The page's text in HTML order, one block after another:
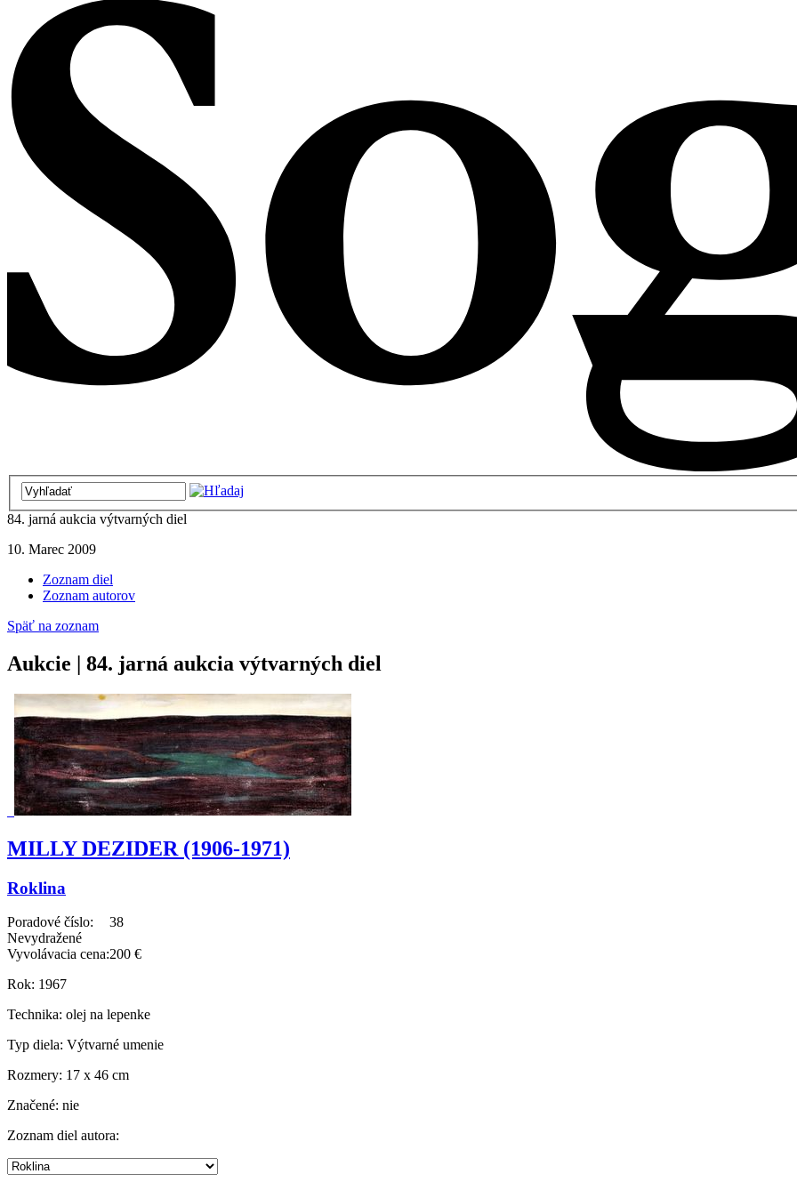
84. jarná aukcia výtvarných diel
10. Marec 2009
Zoznam diel
Zoznam autorov
Späť na zoznam
Aukcie | 84. jarná aukcia výtvarných diel
MILLY DEZIDER (1906-1971)
Roklina
Poradové číslo:
38
Nevydražené
Vyvolávacia cena:200 €
Rok: 1967
Technika: olej na lepenke
Typ diela: Výtvarné umenie
Rozmery: 17 x 46 cm
Značené: nie
Zoznam diel autora: